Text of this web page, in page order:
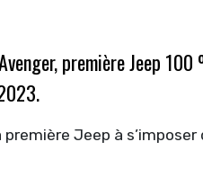
première Jeep
Jeep à